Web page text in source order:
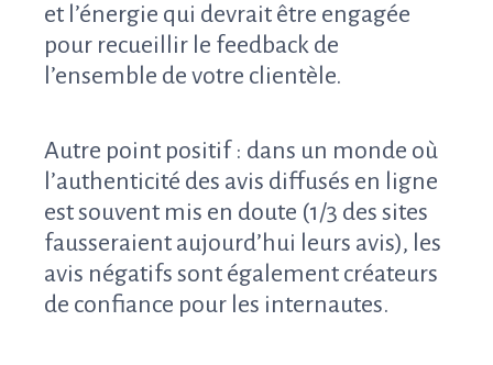
et l’énergie qui devrait être engagée
pour recueillir le feedback de
l’ensemble de votre clientèle.
Autre point positif : dans un monde où
l’authenticité des avis diffusés en ligne
est souvent mis en doute (1/3 des sites
fausseraient aujourd’hui leurs avis), les
avis négatifs sont également créateurs
de confiance pour les internautes.